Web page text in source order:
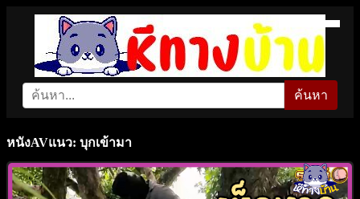
ค้นหา
หนังAVแนว: บุกเข้ามา